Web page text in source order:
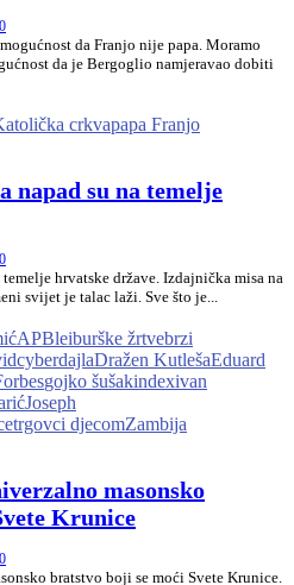
0
da Franjo nije papa. Moramo
da je Bergoglio namjeravao dobiti
crkvapapa Franjo
napad su na temelje
0
hrvatske države. Izdajnička misa na
svijet je talac laži. Sve što je...
APBleiburške žrtvebrzi
cyberdajlaDražen KutlešaEduard
gojko šušakindexivan
Joseph
trgovci djecomZambija
masonsko
Krunice
0
bratstvo boji se moći Svete Krunice.